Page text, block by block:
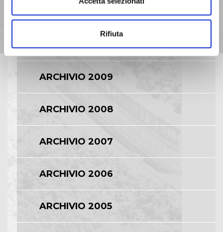
Rifiuta
ARCHIVIO 2011
ARCHIVIO 2010
ARCHIVIO 2009
ARCHIVIO 2008
ARCHIVIO 2007
ARCHIVIO 2006
ARCHIVIO 2005